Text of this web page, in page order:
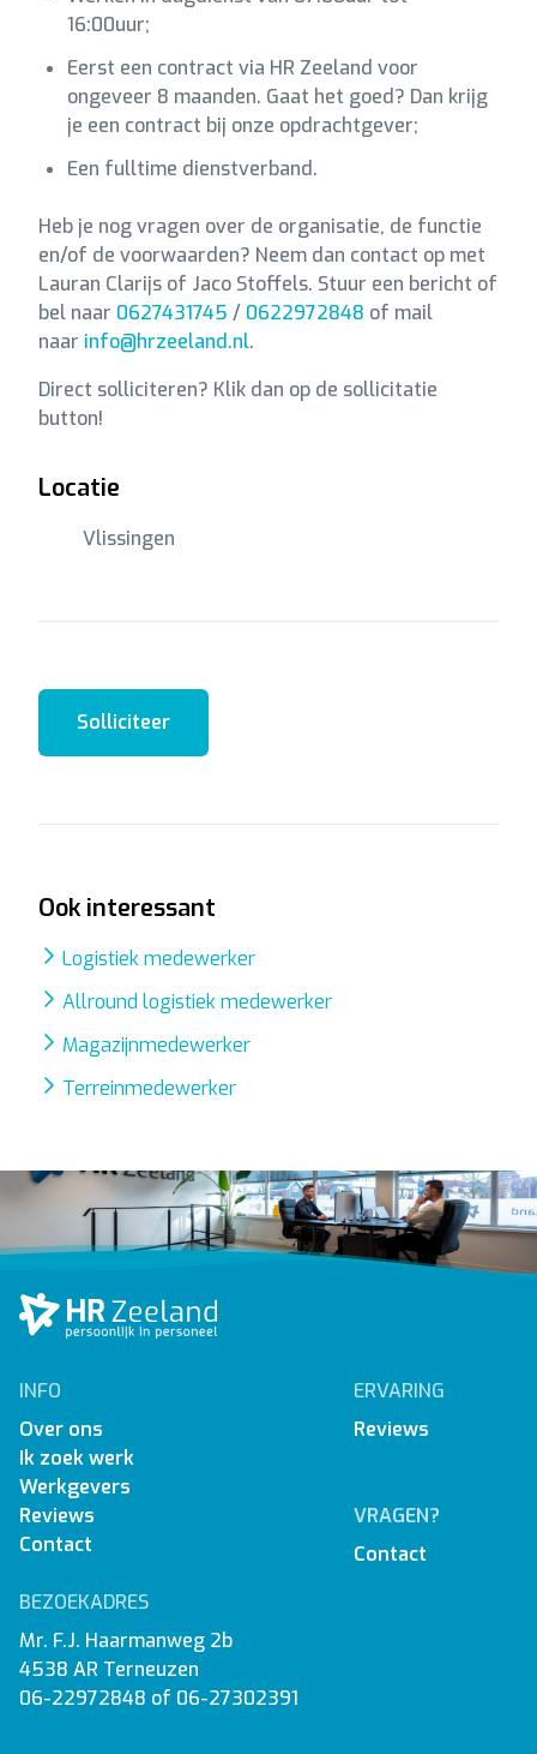
16:00uur;
Eerst een contract via HR Zeeland voor
ongeveer 8 maanden. Gaat het goed? Dan krijg
je een contract bij onze opdrachtgever;
Een fulltime dienstverband.
Heb je nog vragen over de organisatie, de functie
en/of de voorwaarden? Neem dan contact op met
Lauran Clarijs of Jaco Stoffels. Stuur een bericht of
bel naar 0627431745 / 0622972848 of mail
naar info@hrzeeland.nl.
Direct solliciteren? Klik dan op de sollicitatie
button!
Locatie
Vlissingen
Solliciteer
Ook interessant
Logistiek medewerker
Allround logistiek medewerker
Magazijnmedewerker
Terreinmedewerker
INFO
Over ons
Ik zoek werk
Werkgevers
Reviews
Contact
ERVARING
Reviews
VRAGEN?
Contact
BEZOEKADRES
Mr. F.J. Haarmanweg 2b
4538 AR Terneuzen
06-22972848 of 06-27302391